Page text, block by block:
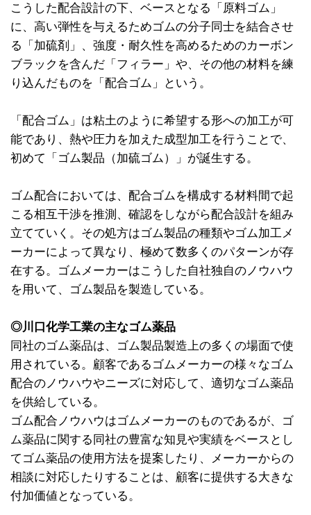
こうした配合設計の下、ベースとなる「原料ゴム」
に、高い弾性を与えるためゴムの分子同士を結合させ
る「加硫剤」、強度・耐久性を高めるためのカーボン
ブラックを含んだ「フィラー」や、その他の材料を練
り込んだものを「配合ゴム」という。
「配合ゴム」は粘土のように希望する形への加工が可
能であり、熱や圧力を加えた成型加工を行うことで、
初めて「ゴム製品（加硫ゴム）」が誕生する。
ゴム配合においては、配合ゴムを構成する材料間で起
こる相互干渉を推測、確認をしながら配合設計を組み
立てていく。その処方はゴム製品の種類やゴム加工メ
ーカーによって異なり、極めて数多くのパターンが存
在する。ゴムメーカーはこうした自社独自のノウハウ
を用いて、ゴム製品を製造している。
◎川口化学工業の主なゴム薬品
同社のゴム薬品は、ゴム製品製造上の多くの場面で使
用されている。顧客であるゴムメーカーの様々なゴム
配合のノウハウやニーズに対応して、適切なゴム薬品
を供給している。
ゴム配合ノウハウはゴムメーカーのものであるが、ゴ
ム薬品に関する同社の豊富な知見や実績をベースとし
てゴム薬品の使用方法を提案したり、メーカーからの
相談に対応したりすることは、顧客に提供する大きな
付加価値となっている。